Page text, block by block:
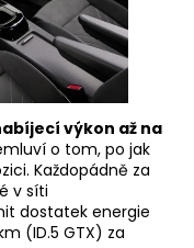
výkon až na
o tom, po jak
Každopádně za
v síti
dostatek energie
(ID.5 GTX) za